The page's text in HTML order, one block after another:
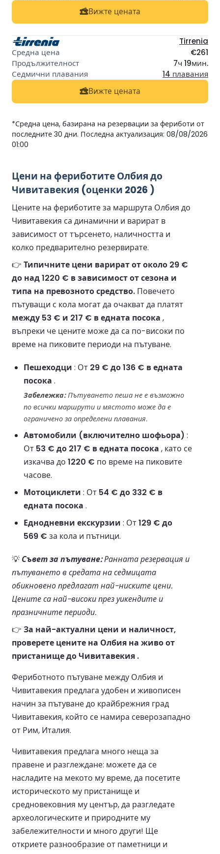
Вижте цената
Tirrenia
€261
7ч 19мин.
14 плавания
Вижте цената
*Средна цена, базирана на резервации за фериботи от
последните 30 дни. Последна актуализация: 08/08/2026
01:00
Цени на фериботите Олбия до
Чивитавекия (оценки 2026 )
Цените на фериботите за маршрута Олбия до
Чивитавекия са динамични и варират в
зависимост от търсенето, наличността и
колко предварително резервирате.
👉 Типичните цени варират от около 29 €
до над 1220 € в зависимост от сезона и
типа на превозното средство. Повечето
пътуващи с кола могат да очакват да платят
между 53 € и 217 € в едната посока ,
въпреки че цените може да са по-високи по
време на пиковите периоди на пътуване.
Пешеходци : От 29 € до 136 € в едната
посока .
Забележка:Пътуването пеша не е възможно
по всички маршрути и мястото може да е
ограничено за определени плавания.
Автомобили (включително шофьора) :
От 53 € до 217 € в едната посока , като се
изкачва до 1220 € по време на пиковите
часове.
Мотоциклети : От 54 € до 332 € в
едната посока .
Еднодневни екскурзии : От129 € до
569 € за кола и пътници.
💡 Съвет за пътуване:Ранната резервация и
пътуването в средата на седмицата
обикновено предлагат най-ниските цени.
Цените са най-високи през уикендите и
празничните периоди.
👉 За най-актуални цени и наличност,
проверете цените на Олбия на живо от
пристанище до Чивитавекия .
Фериботното пътуване между Олбия и
Чивитавекия предлага удобен и живописен
начин за пътуване до крайбрежния град
Чивитавекия, който се намира северозападно
от Рим, Италия.
Чивитавекия предлага много неща за
правене и разглеждане: можете да се
насладите на мекото му време, да посетите
историческото му пристанище и
средновековния му център, да разгледате
археологическите и природните му
забележителности и много други! Ще
откриете разнообразие от паметници и